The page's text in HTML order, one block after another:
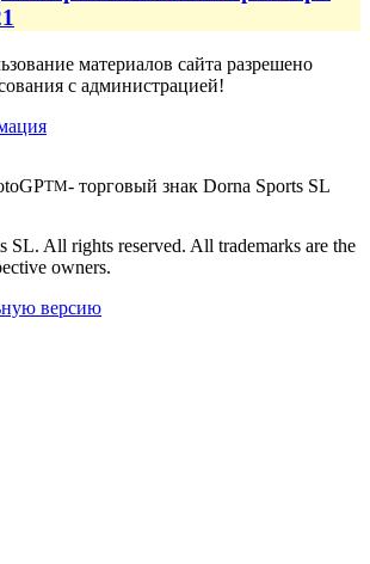
материалов сайта разрешено
с администрацией!
TM- торговый знак Dorna Sports SL
SL. All rights reserved. All trademarks are the
owners.
версию